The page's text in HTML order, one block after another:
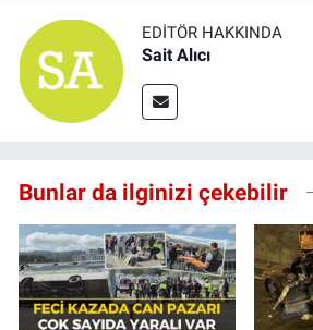
EDITÖR HAKKINDA
Sait Alıcı
Bunlar da ilginizi çekebilir